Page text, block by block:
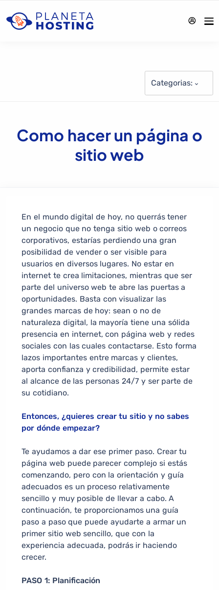
Categorias:
Como hacer un página o
sitio web
En el mundo digital de hoy, no querrás tener
un negocio que no tenga sitio web o correos
corporativos, estarías perdiendo una gran
posibilidad de vender o ser visible para
usuarios en diversos lugares. No estar en
internet te crea limitaciones, mientras que ser
parte del universo web te abre las puertas a
oportunidades. Basta con visualizar las
grandes marcas de hoy: sean o no de
naturaleza digital, la mayoría tiene una sólida
presencia en internet, con página web y redes
sociales con las cuales contactarse. Esto forma
lazos importantes entre marcas y clientes,
aporta confianza y credibilidad, permite estar
al alcance de las personas 24/7 y ser parte de
su cotidiano.
Entonces, ¿quieres crear tu sitio y no sabes
por dónde empezar?
Te ayudamos a dar ese primer paso. Crear tu
página web puede parecer complejo si estás
comenzando, pero con la orientación y guía
adecuados es un proceso relativamente
sencillo y muy posible de llevar a cabo. A
continuación, te proporcionamos una guía
paso a paso que puede ayudarte a armar un
primer sitio web sencillo, que con la
experiencia adecuada, podrás ir haciendo
crecer.
PASO 1: Planificación